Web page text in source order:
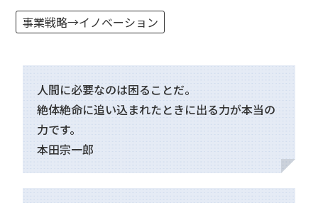
事業戦略→イノベーション
人間に必要なのは困ることだ。
絶体絶命に追い込まれたときに出る力が本当の
力です。
本田宗一郎